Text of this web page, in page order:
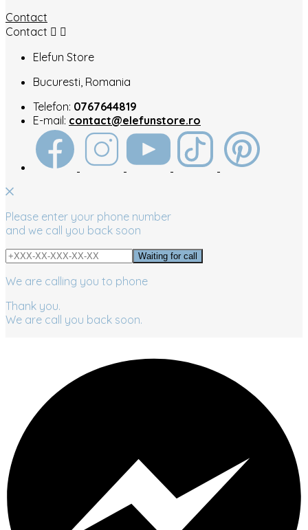
Contact
Contact  
Elefun Store
Bucuresti, Romania
Telefon: 0767644819
E-mail: contact@elefunstore.ro
Please enter your phone number
and we call you back soon
We are calling you to phone
Thank you.
We are call you back soon.